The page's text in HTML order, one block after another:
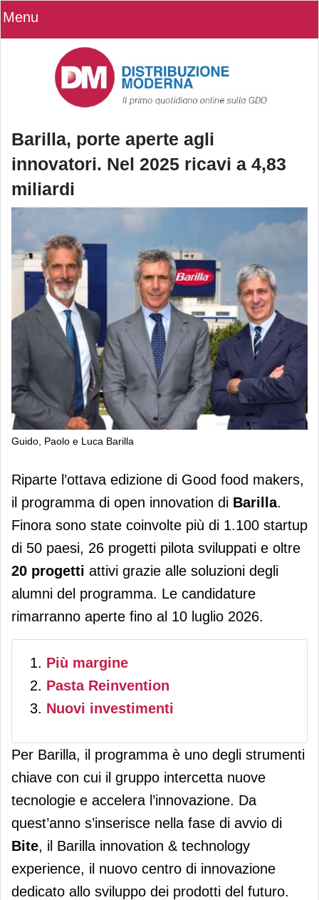
Menu
Barilla, porte aperte agli
innovatori. Nel 2025 ricavi a 4,83
miliardi
Guido, Paolo e Luca Barilla
Barilla, porte aperte agli innovatori.
Nel 2025 ricavi a 4,83 miliardi
Riparte l’ottava edizione di Good food makers,
il programma di open innovation di Barilla.
Finora sono state coinvolte più di 1.100 startup
di 50 paesi, 26 progetti pilota sviluppati e oltre
20 progetti attivi grazie alle soluzioni degli
alumni del programma. Le candidature
rimarranno aperte fino al 10 luglio 2026.
Più margine
Pasta Reinvention
Nuovi investimenti
Per Barilla, il programma è uno degli strumenti
chiave con cui il gruppo intercetta nuove
tecnologie e accelera l’innovazione. Da
quest’anno s’inserisce nella fase di avvio di
Bite, il Barilla innovation & technology
experience, il nuovo centro di innovazione
dedicato allo sviluppo dei prodotti del futuro.